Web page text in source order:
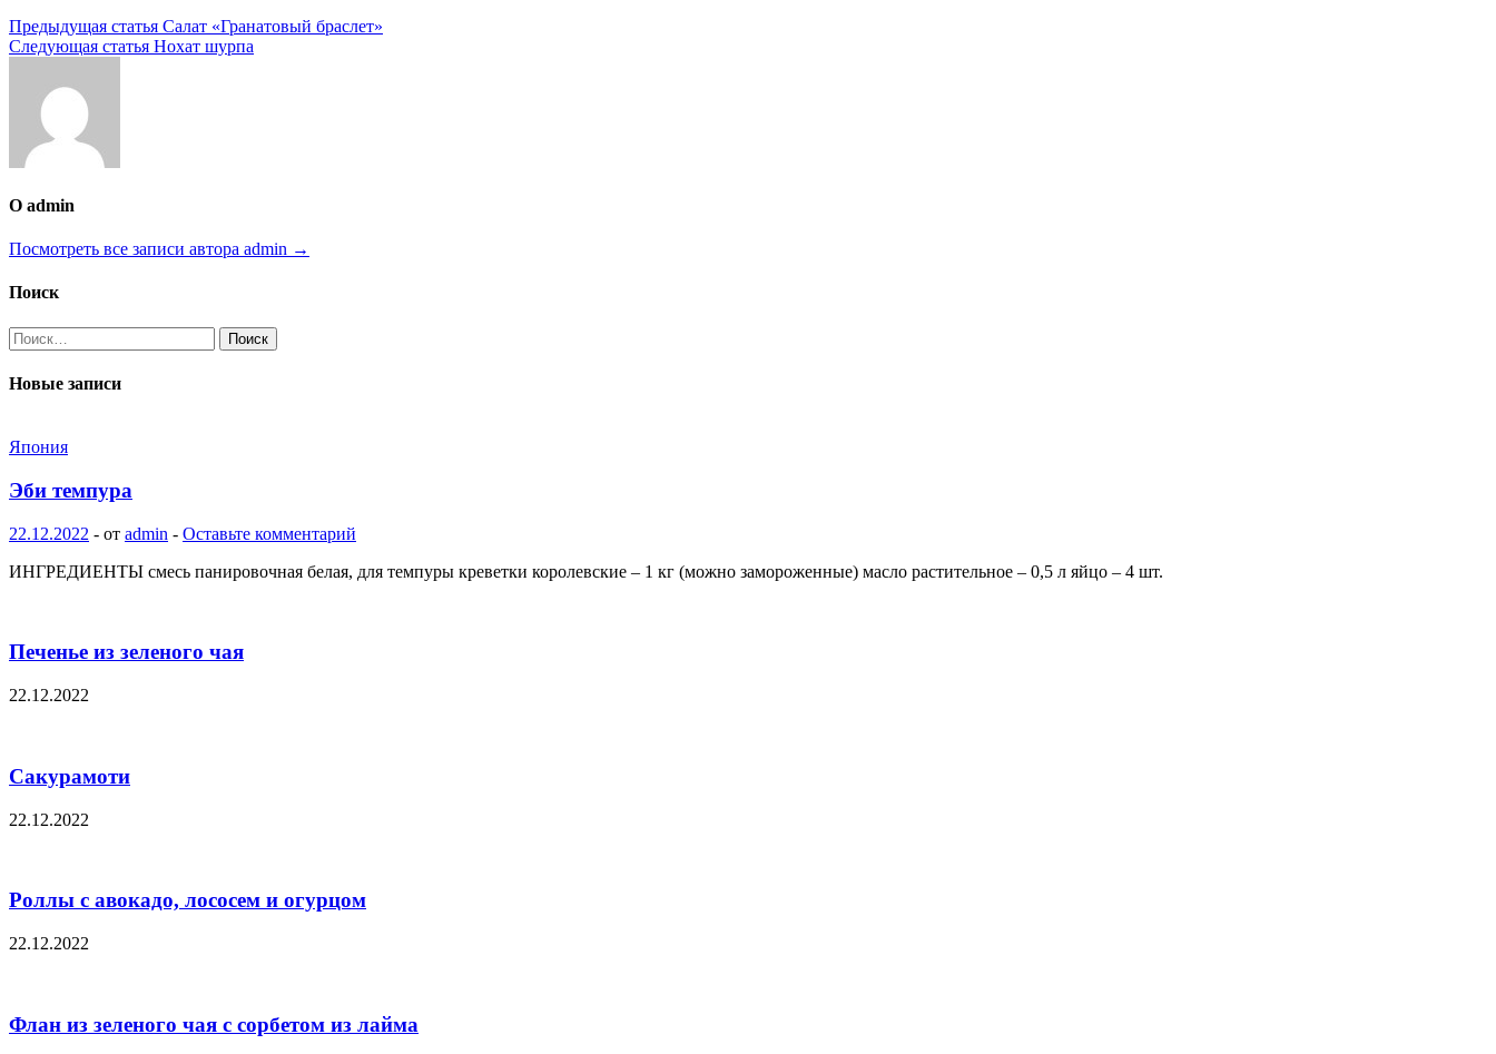
Навигация
по
записям
Предыдущая статья Салат «Гранатовый браслет»
Следующая статья Нохат шурпа
О admin
Посмотреть все записи автора admin →
Поиск
Найти:
Новые записи
Япония
Эби темпура
22.12.2022 - от admin - Оставьте комментарий
ИНГРЕДИЕНТЫ смесь панировочная белая, для темпуры креветки королевские – 1 кг (можно замороженные) масло растительное – 0,5 л яйцо – 4 шт.
Печенье из зеленого чая
22.12.2022
Сакурамоти
22.12.2022
Роллы с авокадо, лососем и огурцом
22.12.2022
Флан из зеленого чая с сорбетом из лайма